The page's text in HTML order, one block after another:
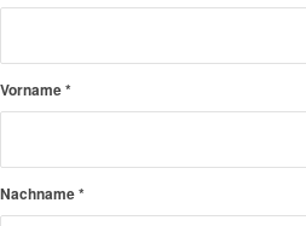
Vorname*
Nachname*